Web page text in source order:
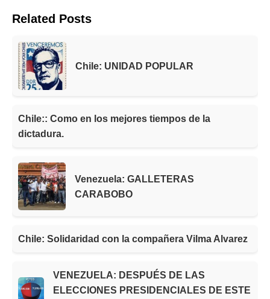
Related Posts
Chile: UNIDAD POPULAR
Chile:: Como en los mejores tiempos de la
dictadura.
Venezuela: GALLETERAS
CARABOBO
Chile: Solidaridad con la compañera Vilma Alvarez
VENEZUELA: DESPUÉS DE LAS
ELECCIONES PRESIDENCIALES DE ESTE